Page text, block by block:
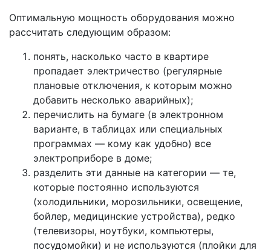
Оптимальную мощность оборудования можно
рассчитать следующим образом:
понять, насколько часто в квартире
пропадает электричество (регулярные
плановые отключения, к которым можно
добавить несколько аварийных);
перечислить на бумаге (в электронном
варианте, в таблицах или специальных
программах — кому как удобно) все
электроприборе в доме;
разделить эти данные на категории — те,
которые постоянно используются
(холодильники, морозильники, освещение,
бойлер, медицинские устройства), редко
(телевизоры, ноутбуки, компьютеры,
посудомойки) и не используются (плойки для